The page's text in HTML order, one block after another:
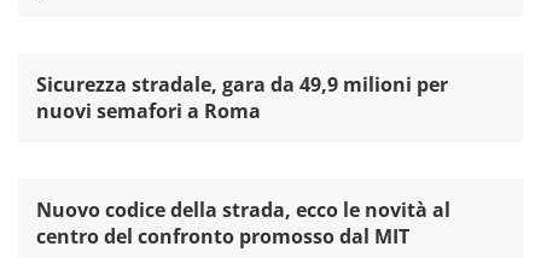
Sicurezza stradale, gara da 49,9 milioni per
nuovi semafori a Roma
Nuovo codice della strada, ecco le novità al
centro del confronto promosso dal MIT